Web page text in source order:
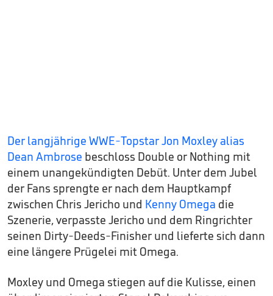
Der langjährige WWE-Topstar Jon Moxley alias
Dean Ambrose beschloss Double or Nothing mit
einem unangekündigten Debüt. Unter dem Jubel
der Fans sprengte er nach dem Hauptkampf
zwischen Chris Jericho und Kenny Omega die
Szenerie, verpasste Jericho und dem Ringrichter
seinen Dirty-Deeds-Finisher und lieferte sich dann
eine längere Prügelei mit Omega.
Moxley und Omega stiegen auf die Kulisse, einen